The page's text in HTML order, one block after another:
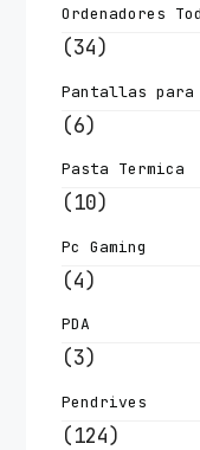
Ordenadores
(34)
Pantallas para
(6)
Pasta Termica
(10)
Pc Gaming
(4)
PDA
(3)
Pendrives
(124)